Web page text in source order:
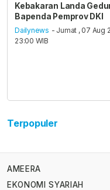
Kebakaran Landa
Bapenda Pemprov DKI
Dailynews - Jumat , 07 Aug
23:00 WIB
Terpopuler
AMEERA
EKONOMI SYARIAH